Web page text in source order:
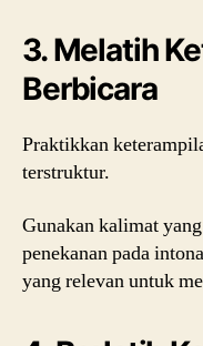
3. Melatih
Berbicara
Praktikkan
terstruktur.
Gunakan kalimat
penekanan pada
yang relevan untuk